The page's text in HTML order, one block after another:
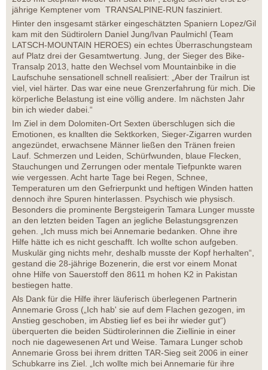
jährige Kemptener vom TRANSALPINE-RUN fasziniert.
Hinter den insgesamt stärker eingeschätzten Spaniern Lopez/Gil
kam mit den Südtirolern Daniel Jung/Ivan Paulmichl (Team
LATSCH-MOUNTAIN HEROES) ein echtes Überraschungsteam
auf Platz drei der Gesamtwertung. Jung, der Sieger des Bike-
Transalp 2013, hatte den Wechsel vom Mountainbike in die
Laufschuhe sensationell schnell realisiert: „Aber der Trailrun ist
viel, viel härter. Das war eine neue Grenzerfahrung für mich. Die
körperliche Belastung ist eine völlig andere. Im nächsten Jahr
bin ich wieder dabei.“
Im Ziel in dem Dolomiten-Ort Sexten überschlugen sich die
Emotionen, es knallten die Sektkorken, Sieger-Zigarren wurden
angezündet, erwachsene Männer ließen den Tränen freien
Lauf. Schmerzen und Leiden, Schürfwunden, blaue Flecken,
Stauchungen und Zerrungen oder mentale Tiefpunkte waren
wie vergessen. Acht harte Tage bei Regen, Schnee,
Temperaturen um den Gefrierpunkt und heftigen Winden hatten
dennoch ihre Spuren hinterlassen. Psychisch wie physisch.
Besonders die prominente Bergsteigerin Tamara Lunger musste
an den letzten beiden Tagen an jegliche Belastungsgrenzen
gehen. „Ich muss mich bei Annemarie bedanken. Ohne ihre
Hilfe hätte ich es nicht geschafft. Ich wollte schon aufgeben.
Muskulär ging nichts mehr, deshalb musste der Kopf herhalten“,
gestand die 28-jährige Bozenerin, die erst vor einem Monat
ohne Hilfe von Sauerstoff den 8611 m hohen K2 in Pakistan
bestiegen hatte.
Als Dank für die Hilfe ihrer läuferisch überlegenen Partnerin
Annemarie Gross („Ich hab' sie auf dem Flachen gezogen, im
Anstieg geschoben, im Abstieg lief es bei ihr wieder gut“)
überquerten die beiden Südtirolerinnen die Ziellinie in einer
noch nie dagewesenen Art und Weise. Tamara Lunger schob
Annemarie Gross bei ihrem dritten TAR-Sieg seit 2006 in einer
Schubkarre ins Ziel. „Ich wollte mich bei Annemarie für ihre